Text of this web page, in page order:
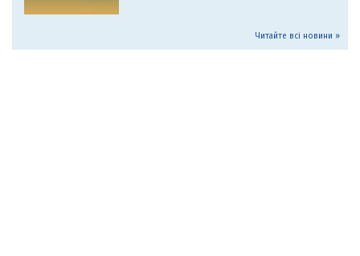
Читайте всі новини »